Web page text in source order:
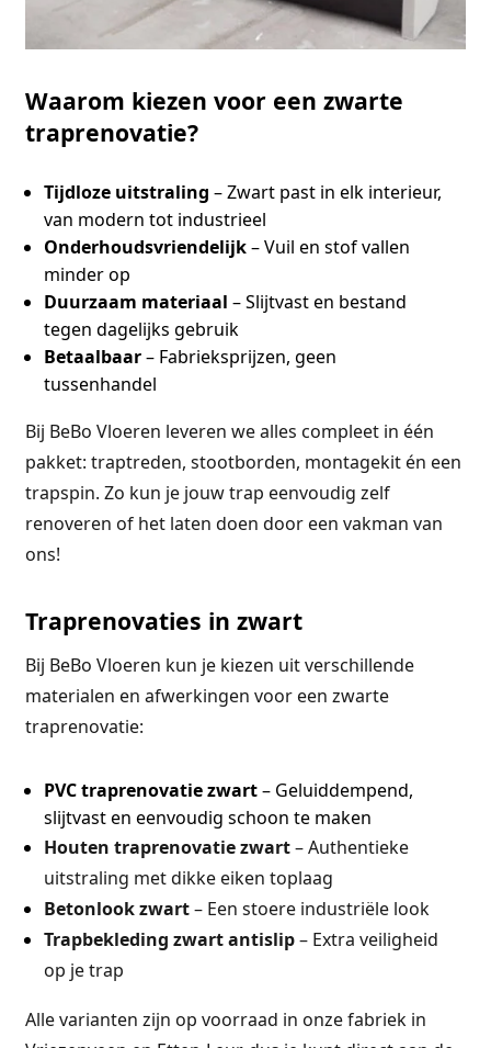
Waarom kiezen voor een zwarte
traprenovatie?
Tijdloze uitstraling – Zwart past in elk interieur,
van modern tot industrieel
Onderhoudsvriendelijk– Vuil en stof vallen
minder op
Duurzaam materiaal – Slijtvast en bestand
tegen dagelijks gebruik
Betaalbaar– Fabrieksprijzen, geen
tussenhandel
Bij BeBo Vloeren leveren we alles compleet in één
pakket: traptreden, stootborden, montagekit én een
trapspin. Zo kun je jouw trap eenvoudig zelf
renoveren of het laten doen door een vakman van
ons!
Traprenovaties in zwart
Bij BeBo Vloeren kun je kiezen uit verschillende
materialen en afwerkingen voor een zwarte
traprenovatie:
PVC traprenovatie zwart– Geluiddempend,
slijtvast en eenvoudig schoon te maken
Houten traprenovatie zwart– Authentieke
uitstraling met dikke eiken toplaag
Betonlook zwart– Een stoere industriële look
Trapbekleding zwart antislip– Extra veiligheid
op je trap
Alle varianten zijn op voorraad in onze fabriek in